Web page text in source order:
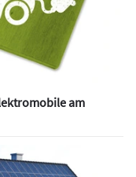
am